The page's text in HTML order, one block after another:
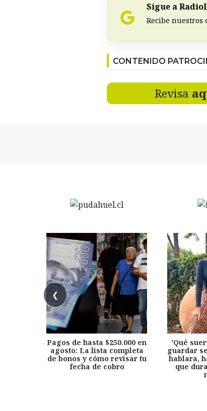
Sigue a
Recibe nuestros
CONTENIDO
Revisa
❮
Pagos de hasta $250.000 en
agosto: La lista completa
de bonos y cómo revisar tu
fecha de cobro
'Qué
guardar
hablara,
que